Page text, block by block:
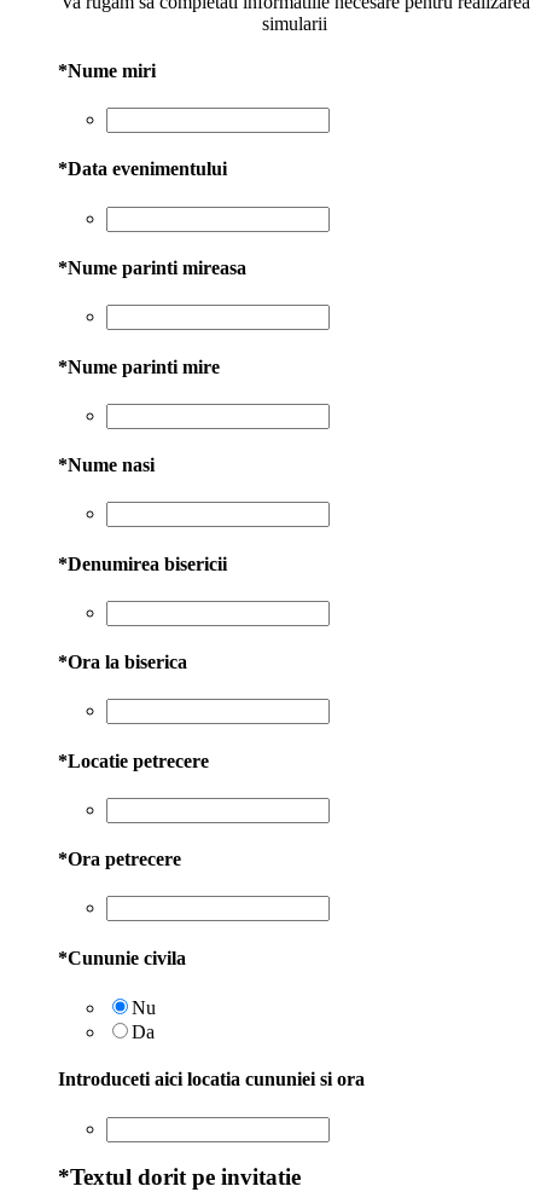
simularii
*Nume miri
*Data evenimentului
*Nume parinti mireasa
*Nume parinti mire
*Nume nasi
*Denumirea bisericii
*Ora la biserica
*Locatie petrecere
*Ora petrecere
*Cununie civila
Nu
Da
Introduceti aici locatia cununiei si ora
*Textul dorit pe invitatie